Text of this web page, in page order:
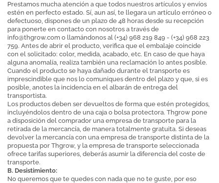
Prestamos mucha atención a que todos nuestros artículos y envíos
estén en perfecto estado. Sí, aun así, te llegara un artículo erróneo o
defectuoso, dispones de un plazo de 48 horas desde su recepción
para ponerte en contacto con nosotros a través de
info@thgrow.com o llamándonos al (+34) 968 219 849 - (+34) 968 223
759. Antes de abrir el producto, verifica que el embalaje coincide
con el solicitado: color, medida, acabado, etc. En caso de que haya
alguna anomalía, realiza también una reclamación lo antes posible.
Cuando el producto se haya dañado durante el transporte es
imprescindible que nos lo comuniques dentro del plazo y que, si es
posible, anotes la incidencia en el albarán de entrega del
transportista.
Los productos deben ser devueltos de forma que estén protegidos,
incluyéndolos dentro de una caja o bolsa protectora. Thgrow pone
a disposición del comprador una empresa de transporte para la
retirada de la mercancía, de manera totalmente gratuita. Si deseas
devolver la mercancía con una empresa de transporte distinta de la
propuesta por Thgrow, y la empresa de transporte seleccionada
ofrece tarifas superiores, deberás asumir la diferencia del coste de
transporte.
B. Desistimiento:
No queremos que te quedes con nada que no te guste, por eso